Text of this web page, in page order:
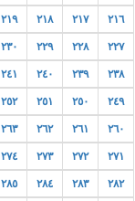
٢١٦ ٢١٧ ٢١٨ ٢١٩
٢٢٧ ٢٢٨ ٢٢٩ ٢٣٠
٢٣٨ ٢٣٩ ٢٤٠ ٢٤١
٢٤٩ ٢٥٠ ٢٥١ ٢٥٢
٢٦٠ ٢٦١ ٢٦٢ ٢٦٣
٢٧١ ٢٧٢ ٢٧٣ ٢٧٤
٢٨٢ ٢٨٣ ٢٨٤ ٢٨٥